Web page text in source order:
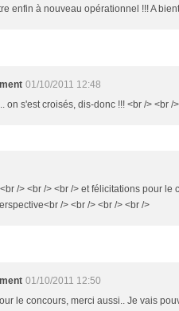
enfin à nouveau opérationnel !!! A
01/10/2011 12:48
on s'est croisés, dis-donc !!! <br /> <br /
/> <br /> <br /> et félicitations pour le
/> <br /> <br /> <br />
01/10/2011 12:50
le concours, merci aussi.. Je vais